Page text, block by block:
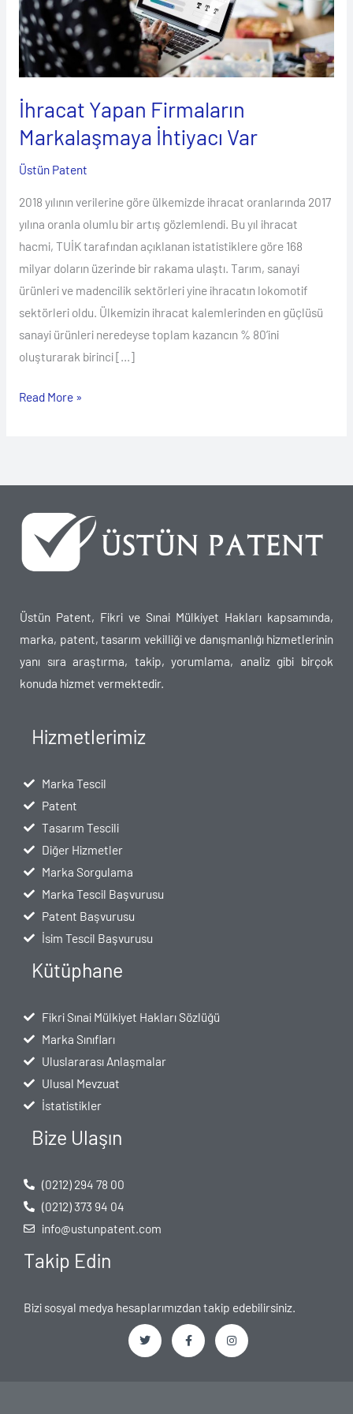
İhracat Yapan Firmaların
Markalaşmaya İhtiyacı Var
Üstün Patent
2018 yılının verilerine göre ülkemizde ihracat oranlarında 2017
yılına oranla olumlu bir artış gözlemlendi. Bu yıl ihracat
hacmi, TUİK tarafından açıklanan istatistiklere göre 168
milyar doların üzerinde bir rakama ulaştı. Tarım, sanayi
ürünleri ve madencilik sektörleri yine ihracatın lokomotif
sektörleri oldu. Ülkemizin ihracat kalemlerinden en güçlüsü
sanayi ürünleri neredeyse toplam kazancın % 80’ini
oluşturarak birinci […]
Var
Read More »
Üstün Patent, Fikri ve Sınai Mülkiyet Hakları kapsamında,
marka, patent, tasarım vekilliği ve danışmanlığı hizmetlerinin
yanı sıra araştırma, takip, yorumlama, analiz gibi birçok
konuda hizmet vermektedir.
Hizmetlerimiz
Marka Tescil
Patent
Tasarım Tescili
Diğer Hizmetler
Marka Sorgulama
Marka Tescil Başvurusu
Patent Başvurusu
İsim Tescil Başvurusu
Kütüphane
Fikri Sınai Mülkiyet Hakları Sözlüğü
Marka Sınıfları
Uluslararası Anlaşmalar
Ulusal Mevzuat
İstatistikler
Bize Ulaşın
(0212) 294 78 00
(0212) 373 94 04
info@ustunpatent.com
Takip Edin
Bizi sosyal medya hesaplarımızdan takip edebilirsiniz.
T
F
I